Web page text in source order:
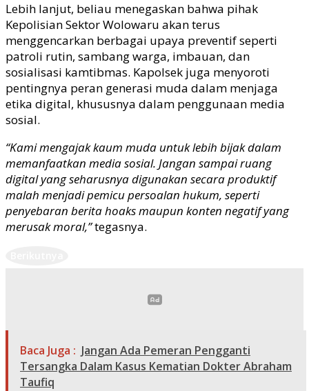
Lebih lanjut, beliau menegaskan bahwa pihak
Kepolisian Sektor Wolowaru akan terus
menggencarkan berbagai upaya preventif seperti
patroli rutin, sambang warga, imbauan, dan
sosialisasi kamtibmas. Kapolsek juga menyoroti
pentingnya peran generasi muda dalam menjaga
etika digital, khususnya dalam penggunaan media
sosial.
“Kami mengajak kaum muda untuk lebih bijak dalam
memanfaatkan media sosial. Jangan sampai ruang
digital yang seharusnya digunakan secara produktif
malah menjadi pemicu persoalan hukum, seperti
penyebaran berita hoaks maupun konten negatif yang
merusak moral,”tegasnya.
Baca Juga : Jangan Ada Pemeran Pengganti
Tersangka Dalam Kasus Kematian Dokter Abraham
Taufiq